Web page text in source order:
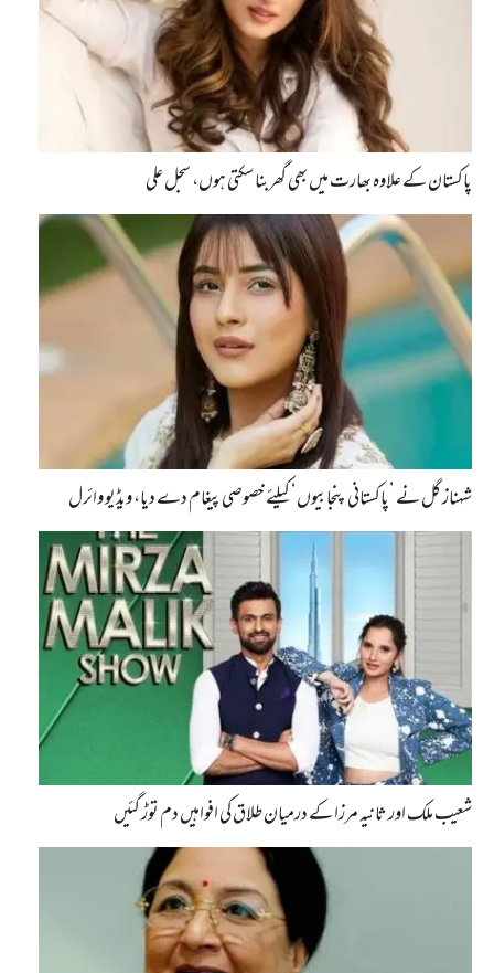
پاکستان کے علاوہ بھارت میں بھی گھربنا سکتی ہوں، سجل علی
شہناز گل نے ’پاکستانی پنجابیوں‘ کیلئے خصوصی پیغام دے دیا، ویڈیو وائرل
شعیب ملک اور ثانیہ مرزا کے درمیان طلاق کی افواہیں دم توڑ گئیں